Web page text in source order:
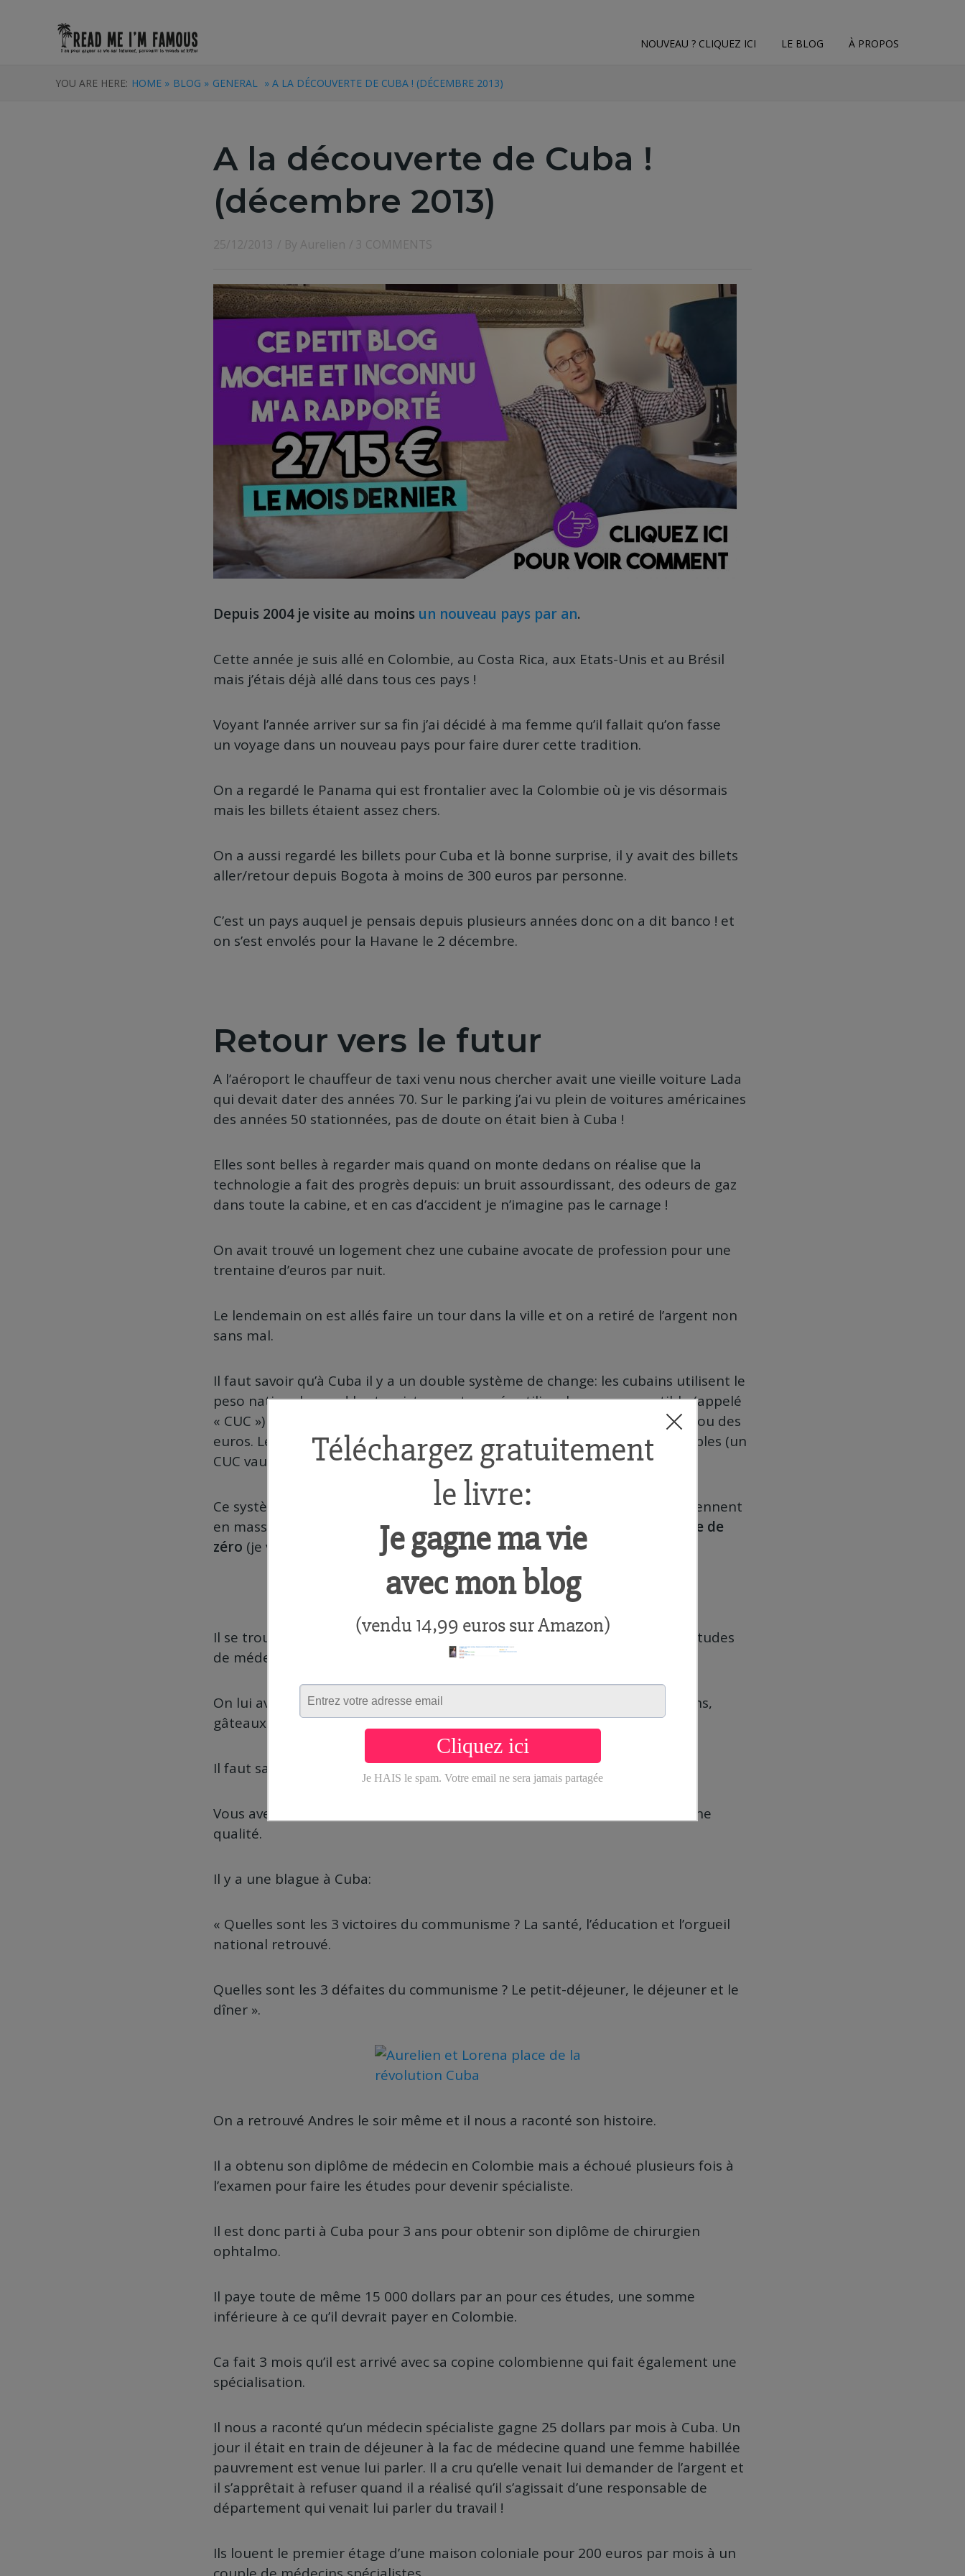
NOUVEAU ? CLIQUEZ ICI LE BLOG À PROPOS
YOU ARE HERE: HOME » BLOG » GENERAL » A LA DÉCOUVERTE DE CUBA ! (DÉCEMBRE 2013)
A la découverte de Cuba !
(décembre 2013)
25/12/2013 / By Aurelien / 3 COMMENTS
Depuis 2004 je visite au moins un nouveau pays par an.
Cette année je suis allé en Colombie, au Costa Rica, aux Etats-Unis et au Brésil
mais j’étais déjà allé dans tous ces pays !
Voyant l’année arriver sur sa fin j’ai décidé à ma femme qu’il fallait qu’on fasse
un voyage dans un nouveau pays pour faire durer cette tradition.
On a regardé le Panama qui est frontalier avec la Colombie où je vis désormais
mais les billets étaient assez chers.
On a aussi regardé les billets pour Cuba et là bonne surprise, il y avait des billets
aller/retour depuis Bogota à moins de 300 euros par personne.
C’est un pays auquel je pensais depuis plusieurs années donc on a dit banco ! et
on s’est envolés pour la Havane le 2 décembre.
Retour vers le futur
A l’aéroport le chauffeur de taxi venu nous chercher avait une vieille voiture Lada
qui devait dater des années 70. Sur le parking j’ai vu plein de voitures américaines
des années 50 stationnées, pas de doute on était bien à Cuba !
Elles sont belles à regarder mais quand on monte dedans on réalise que la
technologie a fait des progrès depuis: un bruit assourdissant, des odeurs de gaz
dans toute la cabine, et en cas d’accident je n’imagine pas le carnage !
On avait trouvé un logement chez une cubaine avocate de profession pour une
trentaine d’euros par nuit.
Le lendemain on est allés faire un tour dans la ville et on a retiré de l’argent non
sans mal.
Il faut savoir qu’à Cuba il y a un double système de change: les cubains utilisent le
peso national quand les touristes sont sensés utiliser le peso convertible (appelé
« CUC ») . Seul le peso convertible peut s’obtenir en changeant des dollars ou des
euros. Le peso national s’obtient ensuite en changeant ses pesos convertibles (un
CUC vaut 25 pesos nationales).
Ce système a pour but de faire cohabiter deux réalités: les touristes qui viennent
en masse avec leurs devises, et les cubains qui ont unniveau de vie proche de
zéro (je vais y revenir…).
Il se trouve que le cousin de ma femme, Andres, est en train de faire des études
de médecine à la Havane.
On lui avait apporté dans nos valises près de 30 kilos de chocolats, bonbons,
gâteaux et café (colombien bien sûr !).
Il faut savoir qu’à Cuba la nourriture c’est pas vraiment ça.
Vous avez très peu de variété et ce que vous trouvez n’est pas de très bonne
qualité.
Il y a une blague à Cuba:
« Quelles sont les 3 victoires du communisme ? La santé, l’éducation et l’orgueil
national retrouvé.
Quelles sont les 3 défaites du communisme ? Le petit-déjeuner, le déjeuner et le
dîner ».
On a retrouvé Andres le soir même et il nous a raconté son histoire.
Il a obtenu son diplôme de médecin en Colombie mais a échoué plusieurs fois à
l’examen pour faire les études pour devenir spécialiste.
Il est donc parti à Cuba pour 3 ans pour obtenir son diplôme de chirurgien
ophtalmo.
Il paye toute de même 15 000 dollars par an pour ces études, une somme
inférieure à ce qu’il devrait payer en Colombie.
Ca fait 3 mois qu’il est arrivé avec sa copine colombienne qui fait également une
spécialisation.
Il nous a raconté qu’un médecin spécialiste gagne 25 dollars par mois à Cuba. Un
jour il était en train de déjeuner à la fac de médecine quand une femme habillée
pauvrement est venue lui parler. Il a cru qu’elle venait lui demander de l’argent et
il s’apprêtait à refuser quand il a réalisé qu’il s’agissait d’une responsable de
département qui venait lui parler du travail !
Ils louent le premier étage d’une maison coloniale pour 200 euros par mois à un